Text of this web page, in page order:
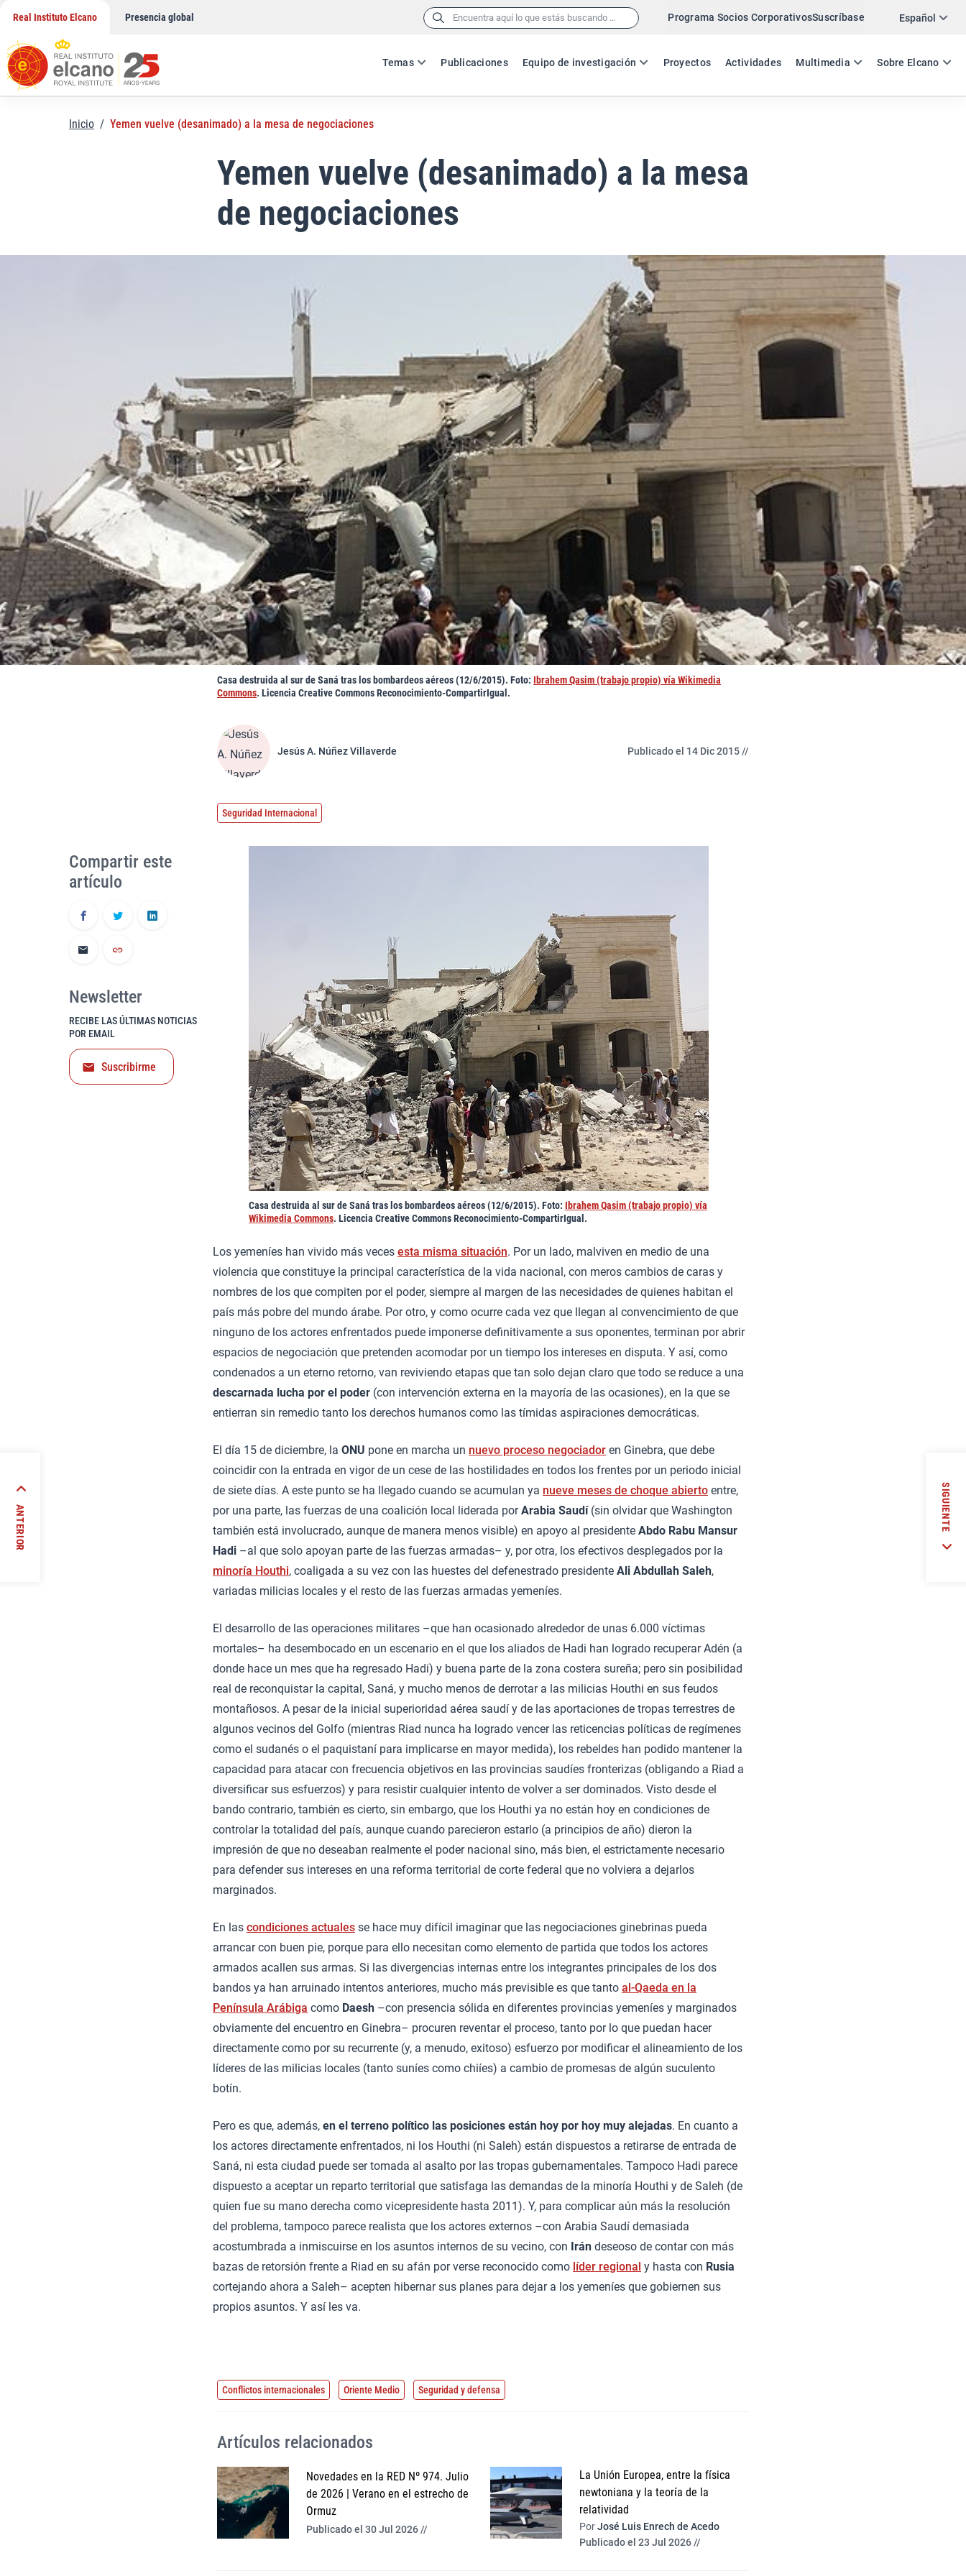
contenido
Real Instituto Elcano Presencia global Buscar: Programa Socios CorporativosSuscríbase Español
ES EN
Temas Publicaciones Equipo de investigación Proyectos Actividades Multimedia Sobre Elcano
Twitter
Inicio / Yemen vuelve (desanimado) a la mesa de negociaciones
Yemen vuelve (desanimado) a la mesa
de negociaciones
Casa destruida al sur de Saná tras los bombardeos aéreos (12/6/2015). Foto: Ibrahem Qasim (trabajo propio) vía Wikimedia
Commons. Licencia Creative Commons Reconocimiento-CompartirIgual.
Jesús A. Núñez Villaverde Publicado el 14 Dic 2015 //
Seguridad Internacional
Casa destruida al sur de Saná tras los bombardeos aéreos (12/6/2015). Foto: Ibrahem Qasim (trabajo propio) vía
Wikimedia Commons. Licencia Creative Commons Reconocimiento-CompartirIgual.
Los yemeníes han vivido más veces esta misma situación. Por un lado, malviven en medio de una
violencia que constituye la principal característica de la vida nacional, con meros cambios de caras y
nombres de los que compiten por el poder, siempre al margen de las necesidades de quienes habitan el
país más pobre del mundo árabe. Por otro, y como ocurre cada vez que llegan al convencimiento de que
ninguno de los actores enfrentados puede imponerse definitivamente a sus oponentes, terminan por abrir
espacios de negociación que pretenden acomodar por un tiempo los intereses en disputa. Y así, como
condenados a un eterno retorno, van reviviendo etapas que tan solo dejan claro que todo se reduce a una
descarnada lucha por el poder (con intervención externa en la mayoría de las ocasiones), en la que se
entierran sin remedio tanto los derechos humanos como las tímidas aspiraciones democráticas.
El día 15 de diciembre, la ONU pone en marcha un nuevo proceso negociador en Ginebra, que debe
coincidir con la entrada en vigor de un cese de las hostilidades en todos los frentes por un periodo inicial
de siete días. A este punto se ha llegado cuando se acumulan ya nueve meses de choque abierto entre,
por una parte, las fuerzas de una coalición local liderada porArabia Saudí(sin olvidar que Washington
también está involucrado, aunque de manera menos visible) en apoyo al presidente Abdo Rabu Mansur
Hadi –al que solo apoyan parte de las fuerzas armadas– y, por otra, los efectivos desplegados por la
minoría Houthi, coaligada a su vez con las huestes del defenestrado presidente Ali Abdullah Saleh,
variadas milicias locales y el resto de las fuerzas armadas yemeníes.
El desarrollo de las operaciones militares –que han ocasionado alrededor de unas 6.000 víctimas
mortales– ha desembocado en un escenario en el que los aliados de Hadi han logrado recuperar Adén (a
donde hace un mes que ha regresado Hadi) y buena parte de la zona costera sureña; pero sin posibilidad
real de reconquistar la capital, Saná, y mucho menos de derrotar a las milicias Houthi en sus feudos
montañosos. A pesar de la inicial superioridad aérea saudí y de las aportaciones de tropas terrestres de
algunos vecinos del Golfo (mientras Riad nunca ha logrado vencer las reticencias políticas de regímenes
como el sudanés o el paquistaní para implicarse en mayor medida), los rebeldes han podido mantener la
capacidad para atacar con frecuencia objetivos en las provincias saudíes fronterizas (obligando a Riad a
diversificar sus esfuerzos) y para resistir cualquier intento de volver a ser dominados. Visto desde el
bando contrario, también es cierto, sin embargo, que los Houthi ya no están hoy en condiciones de
controlar la totalidad del país, aunque cuando parecieron estarlo (a principios de año) dieron la
impresión de que no deseaban realmente el poder nacional sino, más bien, el estrictamente necesario
para defender sus intereses en una reforma territorial de corte federal que no volviera a dejarlos
marginados.
En las condiciones actuales se hace muy difícil imaginar que las negociaciones ginebrinas pueda
arrancar con buen pie, porque para ello necesitan como elemento de partida que todos los actores
armados acallen sus armas. Si las divergencias internas entre los integrantes principales de los dos
bandos ya han arruinado intentos anteriores, mucho más previsible es que tanto al-Qaeda en la
Península Arábiga como Daesh –con presencia sólida en diferentes provincias yemeníes y marginados
obviamente del encuentro en Ginebra– procuren reventar el proceso, tanto por lo que puedan hacer
directamente como por su recurrente (y, a menudo, exitoso) esfuerzo por modificar el alineamiento de los
líderes de las milicias locales (tanto suníes como chiíes) a cambio de promesas de algún suculento
botín.
Pero es que, además, en el terreno político las posiciones están hoy por hoy muy alejadas. En cuanto a
los actores directamente enfrentados, ni los Houthi (ni Saleh) están dispuestos a retirarse de entrada de
Saná, ni esta ciudad puede ser tomada al asalto por las tropas gubernamentales. Tampoco Hadi parece
dispuesto a aceptar un reparto territorial que satisfaga las demandas de la minoría Houthi y de Saleh (de
quien fue su mano derecha como vicepresidente hasta 2011). Y, para complicar aún más la resolución
del problema, tampoco parece realista que los actores externos –con Arabia Saudí demasiada
acostumbrada a inmiscuirse en los asuntos internos de su vecino, con Irán deseoso de contar con más
bazas de retorsión frente a Riad en su afán por verse reconocido como líder regional y hasta con Rusia
cortejando ahora a Saleh– acepten hibernar sus planes para dejar a los yemeníes que gobiernen sus
propios asuntos. Y así les va.
Compartir este
artículo
Newsletter
RECIBE LAS ÚLTIMAS NOTICIAS
POR EMAIL
Suscribirme
Conflictos internacionales Oriente Medio Seguridad y defensa
Artículos relacionados
Novedades en la RED Nº 974. Julio
de 2026 | Verano en el estrecho de
Ormuz
Publicado el 30 Jul 2026 //
La Unión Europea, entre la física
newtoniana y la teoría de la
relatividad
PorJosé Luis Enrech de Acedo
Publicado el 23 Jul 2026 //
ANTERIOR SIGUIENTE